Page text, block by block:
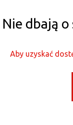
Nie dbają
Aby uzyskać